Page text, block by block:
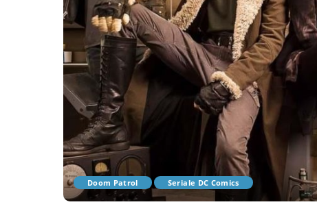
Doom Patrol Seriale DC Comics